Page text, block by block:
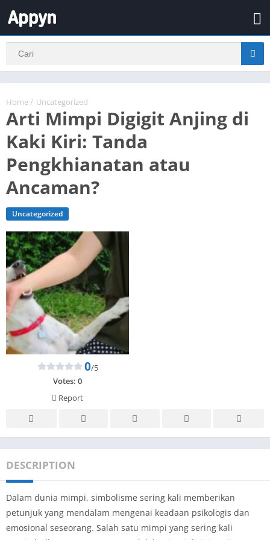
Home / Uncategorized
Arti Mimpi Digigit Anjing di
Kaki Kiri: Tanda
Pengkhianatan atau
Ancaman?
Uncategorized
0/5
Votes: 0
Report
DESCRIPTION
Dalam dunia mimpi, simbolisme sering kali memberikan
petunjuk yang mendalam mengenai keadaan psikologis dan
emosional seseorang. Salah satu mimpi yang sering kali